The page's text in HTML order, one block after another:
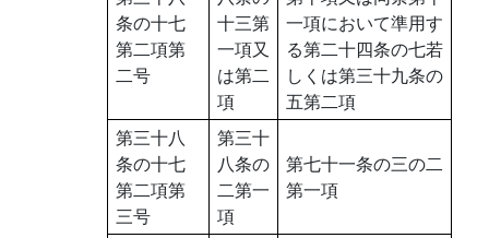
条の十七
第二項第
二号
十三第
一項又
は第二
項
一項において準用す
る第二十四条の七若
しくは第三十九条の
五第二項
第三十八
条の十七
第二項第
三号
第三十
八条の
二第一
項
第七十一条の三の二
第一項